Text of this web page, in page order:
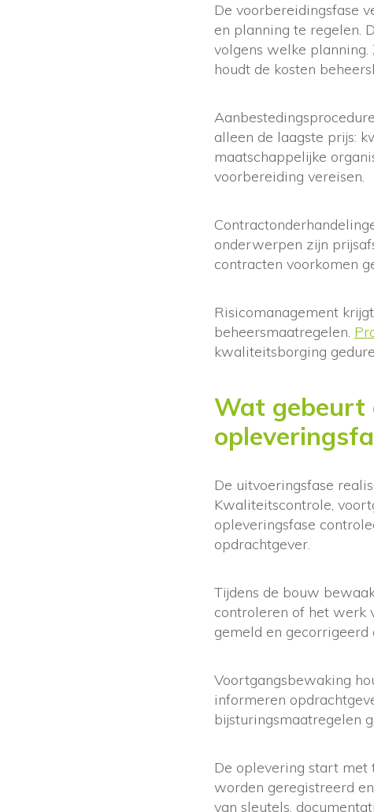
De voorbereidingsfase
en planning te regelen.
volgens welke
houdt de kosten
alleen de laagste prijs:
maatschappelijke
voorbereiding vereisen.
onderwerpen zijn
contracten voorkomen
Risicomanagement
beheersmaatregelen.
kwaliteitsborging
Wat gebeurt
De uitvoeringsfase
Kwaliteitscontrole,
opleveringsfase
opdrachtgever.
Tijdens de bouw
controleren of het werk
gemeld en
Voortgangsbewaking
informeren
bijsturingsmaatregelen
De oplevering start met
worden geregistreerd
van sleutels,